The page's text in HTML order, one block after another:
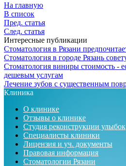
На главную
В список
Пред. статья
След. статья
Интересные публикации
Стоматология в Рязани
Стоматология в городе Рязань
Стоматология виниры стоимость -
дешевым услугам
Лечение зубов с существенным
Клиника
О клинике
Отзывы о клинике
Студия реконструкции улыбок
Специалисты клиники
Лицензия и уч. документы
Правовая информация
Стоматологии Рязани